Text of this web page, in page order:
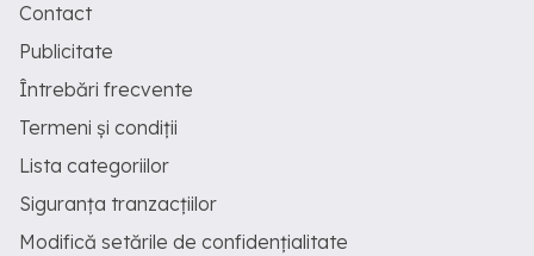
Contact
Publicitate
Întrebări frecvente
Termeni și condiții
Lista categoriilor
Siguranța tranzacțiilor
Modifică setările de confidențialitate